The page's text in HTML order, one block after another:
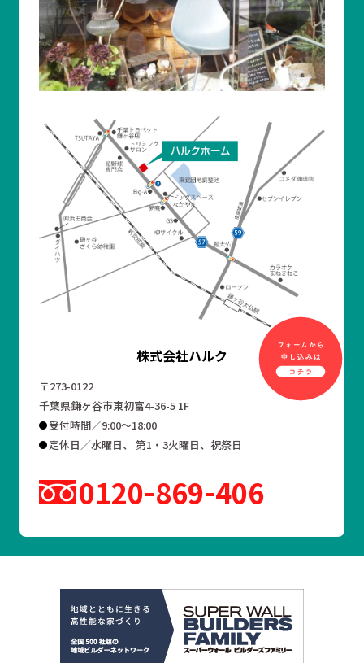
株式会社ハルク
〒273-0122
千葉県鎌ヶ谷市東初富4-36-5 1F
受付時間／9:00～18:00
定休日／水曜日、 第1・3火曜日、祝祭日
0120 869 406